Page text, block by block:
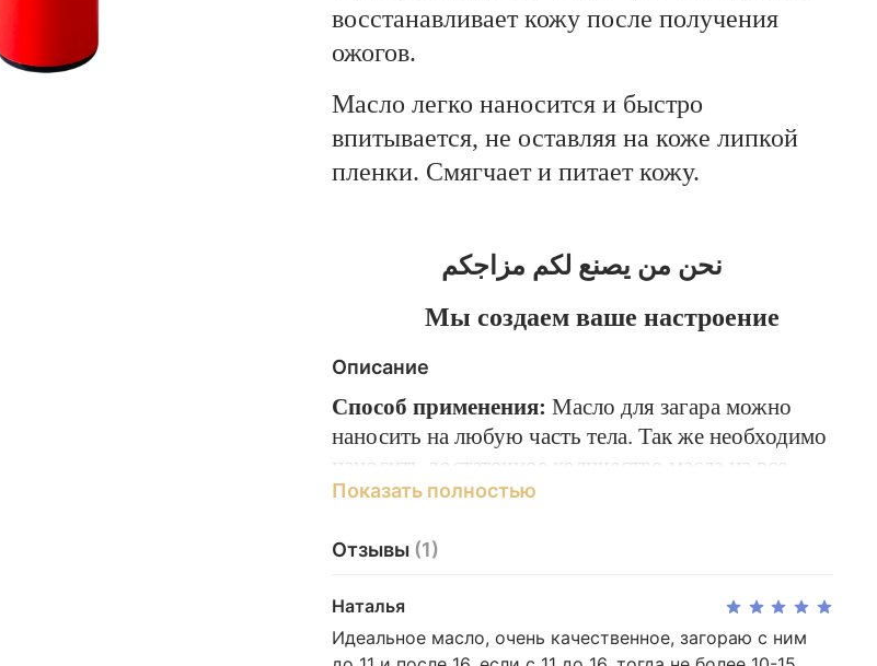
восстанавливает кожу после получения
ожогов.
Масло легко наносится и быстро
впитывается, не оставляя на коже липкой
пленки. Смягчает и питает кожу.
نحن من يصنع لكم مزاجكم
Мы создаем ваше настроение
Описание
Способ применения: Масло для загара можно
наносить на любую часть тела. Так же необходимо
наносить достаточное количество масла на все
участки тела, подвергающиеся солнечному
Результат – быстрый, ровный и стойкий загар.
Показать полностью
Отзывы (1)
Наталья
Идеальное масло, очень качественное, загораю с ним